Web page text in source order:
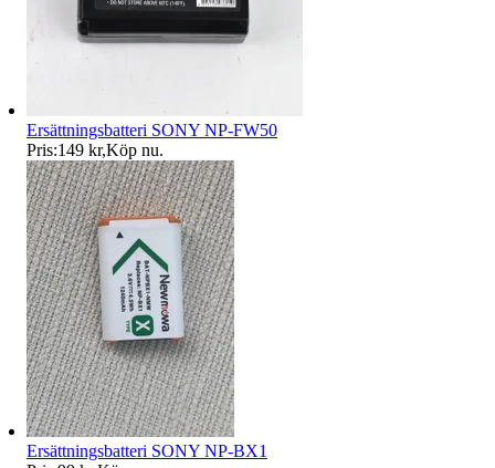
Ersättningsbatteri SONY NP-FW50
Pris:149 kr,Köp nu.
Ersättningsbatteri SONY NP-BX1